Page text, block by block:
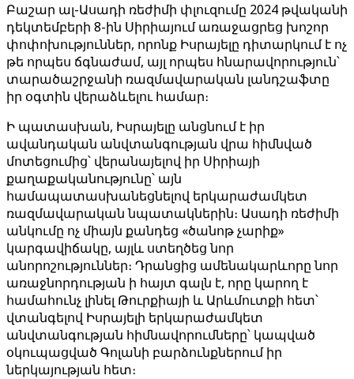
Բաշար ալ-Ասադի ռեժիմի փլուզումը 2024 թվականի
դեկտեմբերի 8-ին Սիրիայում առաջացրեց խոշոր
փոփոխություններ, որոնք Իսրայելը դիտարկում է ոչ
թե որպես ճգնաժամ, այլ որպես հնարավորություն՝
տարածաշրջանի ռազմավարական լանդշաֆտը
իր օգտին վերաձևելու համար։
Ի պատասխան, Իսրայելը անցնում է իր
ավանդական անվտանգության վրա հիմնված
մոտեցումից՝ վերանայելով իր Սիրիայի
քաղաքականությունը՝ այն
համապատասխանեցնելով երկարաժամկետ
ռազմավարական նպատակներին։ Ասադի ռեժիմի
անկումը ոչ միայն քանդեց «ծանոթ չարիք»
կարգավիճակը, այլև ստեղծեց նոր
անորոշություններ։ Դրանցից ամենակարևորը նոր
առաջնորդության ի հայտ գալն է, որը կարող է
համահունչ լինել Թուրքիայի և Արևմուտքի հետ՝
վտանգելով Իսրայելի երկարաժամկետ
անվտանգության հիմնավորումները՝ կապված
օկուպացված Գոլանի բարձունքներում իր
ներկայության հետ։